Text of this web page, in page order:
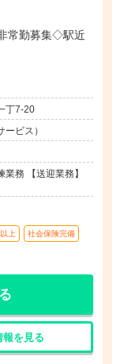
常勤募集◇駅近
丁7-20
ビス）
務 【送迎業務】
上 社会保険完備
報を見る